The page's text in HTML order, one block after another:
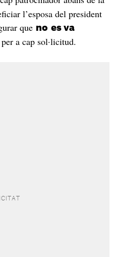
l’esposa del president
que no es va
a cap sol·licitud.